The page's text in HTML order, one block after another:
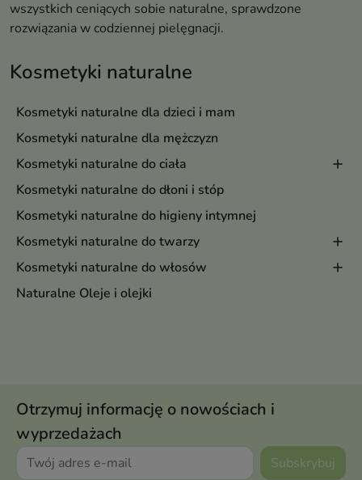
Kosmetyki naturalne
Kosmetyki naturalne dla dzieci i mam
Kosmetyki naturalne dla mężczyzn
Kosmetyki naturalne do ciała
Kosmetyki naturalne do dłoni i stóp
Kosmetyki naturalne do higieny intymnej
Kosmetyki naturalne do twarzy
Kosmetyki naturalne do włosów
Naturalne Oleje i olejki
wszystkich ceniących sobie naturalne, sprawdzone
rozwiązania w codziennej pielęgnacji.
Otrzymuj informację o nowościach i
wyprzedażach